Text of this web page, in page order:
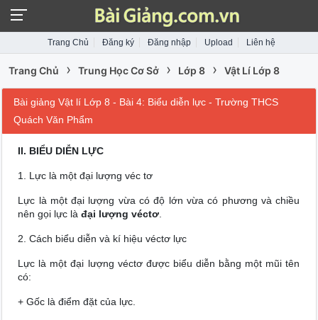
Trang Chủ Đăng ký Đăng nhập Upload Liên hệ
Trang Chủ › Trung Học Cơ Sở › Lớp 8 › Vật Lí Lớp 8
Bài giảng Vật lí Lớp 8 - Bài 4: Biểu diễn lực - Trường THCS
Quách Văn Phẩm
II. BIỂU DIỄN LỰC
1. Lực là một đại lượng véc tơ
Lực là một đại lượng vừa có độ lớn vừa có phương và chiều
nên gọi lực làđại lượng véctơ
2. Cách biểu diễn và kí hiệu véctơ lực
Lực là một đại lượng véctơ được biểu diễn bằng một mũi tên
có:
+ Gốc là điểm đặt của lực.